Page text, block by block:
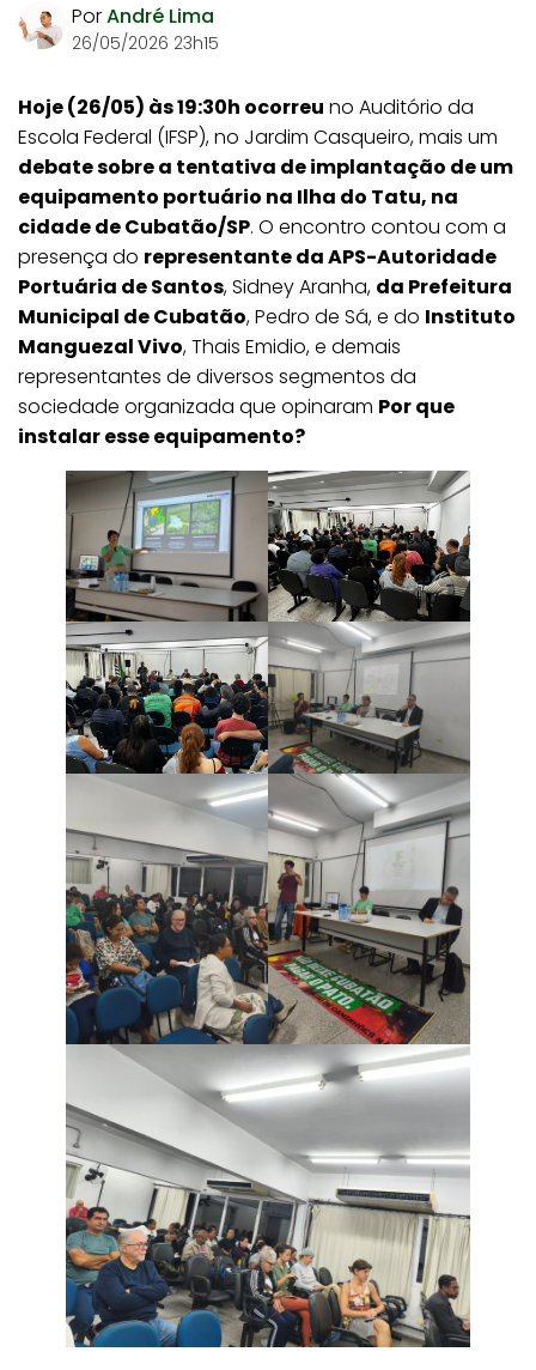
PorAndré Lima
26/05/2026 23h15
Hoje (26/05) às 19:30h ocorreu no Auditório da
Escola Federal (IFSP), no Jardim Casqueiro, mais um
debate sobre a tentativa de implantação de um
equipamento portuário na Ilha do Tatu, na
cidade de Cubatão/SP. O encontro contou com a
presença do representante da APS-Autoridade
Portuária de Santos, Sidney Aranha, da Prefeitura
Municipal de Cubatão, Pedro de Sá, e do Instituto
Manguezal Vivo, Thais Emidio, e demais
representantes de diversos segmentos da
sociedade organizada que opinaram Por que
instalar esse equipamento?